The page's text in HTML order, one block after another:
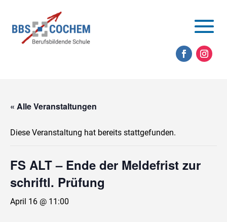
« Alle Veranstaltungen
Diese Veranstaltung hat bereits stattgefunden.
FS ALT – Ende der Meldefrist zur
schriftl. Prüfung
April 16 @ 11:00